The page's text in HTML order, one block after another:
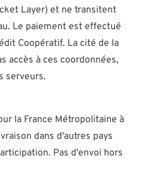
Layer) et ne transitent
Le paiement est effectué
Coopératif. La cité de la
accès à ces coordonnées,
serveurs.
la France Métropolitaine à
dans d'autres pays
Pas d'envoi hors